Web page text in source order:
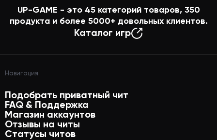
UP-GAME - это 45категорий товаров, 350
продукта и более 5000+ довольных клиентов.
Каталог игр
Навигация
Подобрать приватный чит
FAQ & Поддержка
Магазин аккаунтов
Отзывы на читы
Статусы читов